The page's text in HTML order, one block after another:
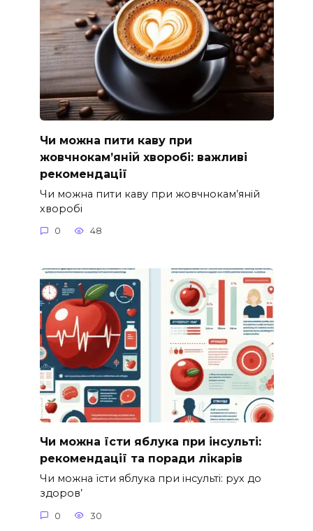
Чи можна пити каву при
жовчнокам’яній хворобі: важливі
рекомендації
Чи можна пити каву при жовчнокам’яній
хворобі
0 48
Чи можна їсти яблука при інсульті:
рекомендації та поради лікарів
Чи можна їсти яблука при інсульті: рух до
здоров’
0 30